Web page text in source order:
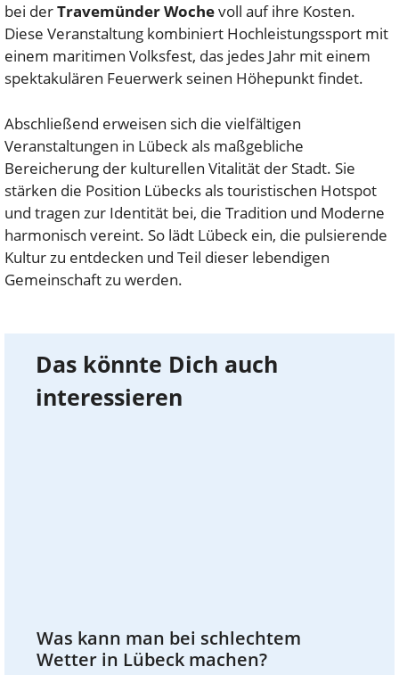
bei derTravemünder Wochevoll auf ihre Kosten.
Diese Veranstaltung kombiniert Hochleistungssport mit
einem maritimen Volksfest, das jedes Jahr mit einem
spektakulären Feuerwerk seinen Höhepunkt findet.
Abschließend erweisen sich die vielfältigen
Veranstaltungen in Lübeck als maßgebliche
Bereicherung der kulturellen Vitalität der Stadt. Sie
stärken die Position Lübecks als touristischen Hotspot
und tragen zur Identität bei, die Tradition und Moderne
harmonisch vereint. So lädt Lübeck ein, die pulsierende
Kultur zu entdecken und Teil dieser lebendigen
Gemeinschaft zu werden.
Das könnte Dich auch
interessieren
Was kann man bei schlechtem
Wetter in Lübeck machen?